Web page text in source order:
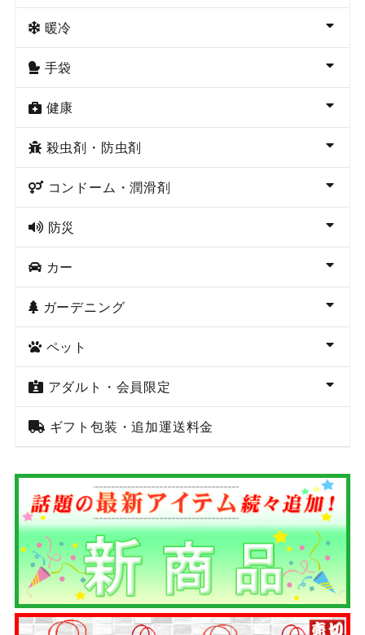
暖冷
手袋
健康
殺虫剤・防虫剤
コンドーム・潤滑剤
防災
カー
ガーデニング
ペット
アダルト・会員限定
ギフト包装・追加運送料金